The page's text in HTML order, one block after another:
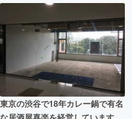
テクノロジー・ガジェット
映像・映画
ビジネス・起業
まちづくり・地域活性化
東京の渋谷で18年カレー鍋で有名